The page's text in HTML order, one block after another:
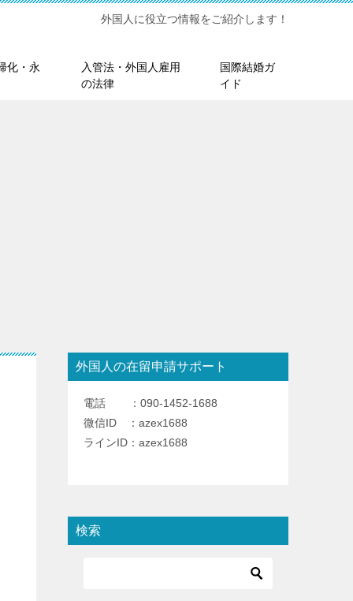
外国人に役立つ情報をご紹介します！
化・永
入管法・外国人雇用
の法律
国際結婚ガ
イド
外国人の在留申請サポート
電話 ：090-1452-1688
微信ID ：azex1688
ラインID：azex1688
検索